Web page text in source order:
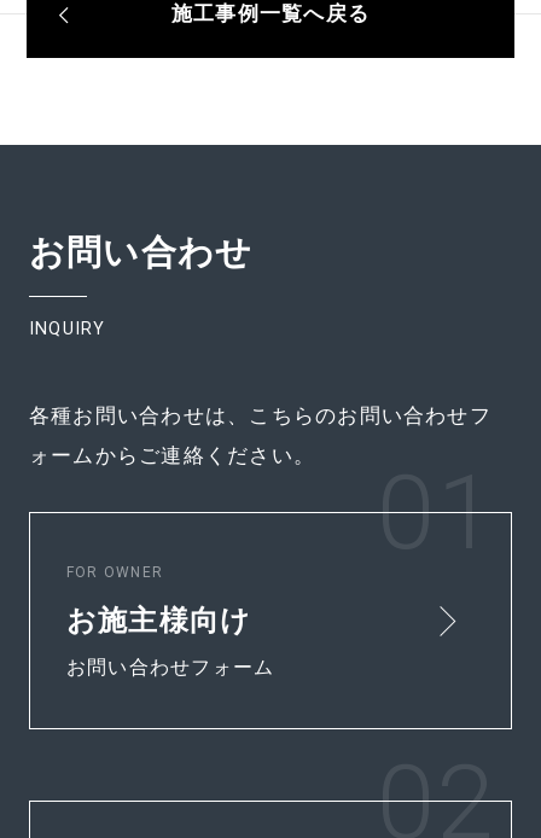
施工事例一覧へ戻る
お問い合わせ
INQUIRY
各種お問い合わせは、こちらのお問い合わせフ
ォームからご連絡ください。
FOR OWNER
お施主様向け
お問い合わせフォーム